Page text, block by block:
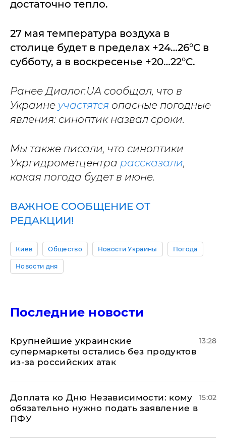
достаточно тепло.
27 мая температура воздуха в
столице будет в пределах +24…26°C в
субботу, а в воскресенье +20…22°C.
Ранее Диалог.UA сообщал, что в
Украине участятся опасные погодные
явления: синоптик назвал сроки.
Мы также писали, что синоптики
Укргидрометцентра рассказали,
какая погода будет в июне.
ВАЖНОЕ СООБЩЕНИЕ ОТ
РЕДАКЦИИ!
Киев Общество Новости Украины Погода
Новости дня
Последние новости
Крупнейшие украинские
супермаркеты остались без продуктов
из-за российских атак
13:28
Доплата ко Дню Независимости: кому
обязательно нужно подать заявление в
ПФУ
15:02